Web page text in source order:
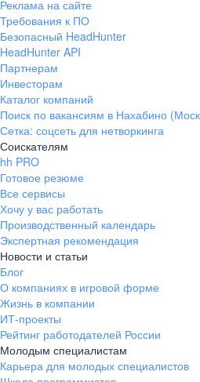
Реклама на сайте
Требования к ПО
Безопасный HeadHunter
HeadHunter API
Партнерам
Инвесторам
Каталог компаний
Поиск по вакансиям в Нахабино
Сетка: соцсеть для нетворкинга
Соискателям
hh PRO
Готовое резюме
Все сервисы
Хочу у вас работать
Производственный календарь
Экспертная рекомендация
Новости и статьи
Блог
О компаниях в игровой форме
Жизнь в компании
ИТ-проекты
Рейтинг работодателей России
Молодым специалистам
Карьера для молодых специалистов